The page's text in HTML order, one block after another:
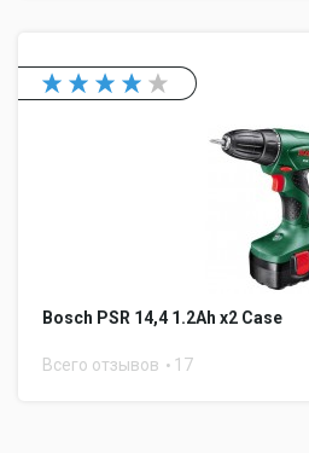
Bosch PSR 14,4 1.2Ah x2 Case
Всего отзывов 17